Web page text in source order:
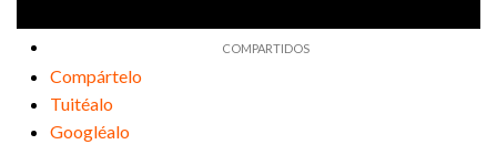
Compártelo
Tuitéalo
Googléalo